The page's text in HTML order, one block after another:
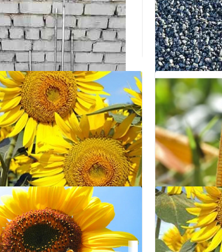
Поддоны
Донецк,
₽ 190
3
Уголь
,курной с
Донецк,
₽ 9 000
гибридов подсолнечника